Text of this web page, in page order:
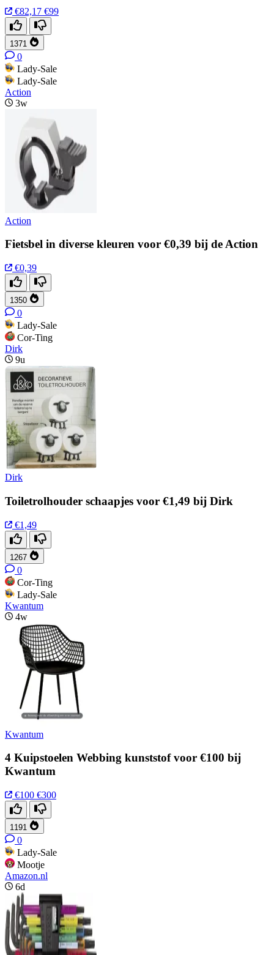
€82,17 €99
1371
0
Lady-Sale
Lady-Sale
Action
3w
Action
Fietsbel in diverse kleuren voor €0,39 bij de Action
€0,39
1350
0
Lady-Sale
Cor-Ting
Dirk
9u
Dirk
Toiletrolhouder schaapjes voor €1,49 bij Dirk
€1,49
1267
0
Cor-Ting
Lady-Sale
Kwantum
4w
Kwantum
4 Kuipstoelen Webbing kunststof voor €100 bij
Kwantum
€100 €300
1191
0
Lady-Sale
Mootje
Amazon.nl
6d